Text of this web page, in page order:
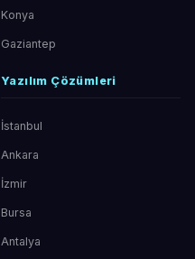
Konya
Gaziantep
Yazılım Çözümleri
İstanbul
Ankara
İzmir
Bursa
Antalya